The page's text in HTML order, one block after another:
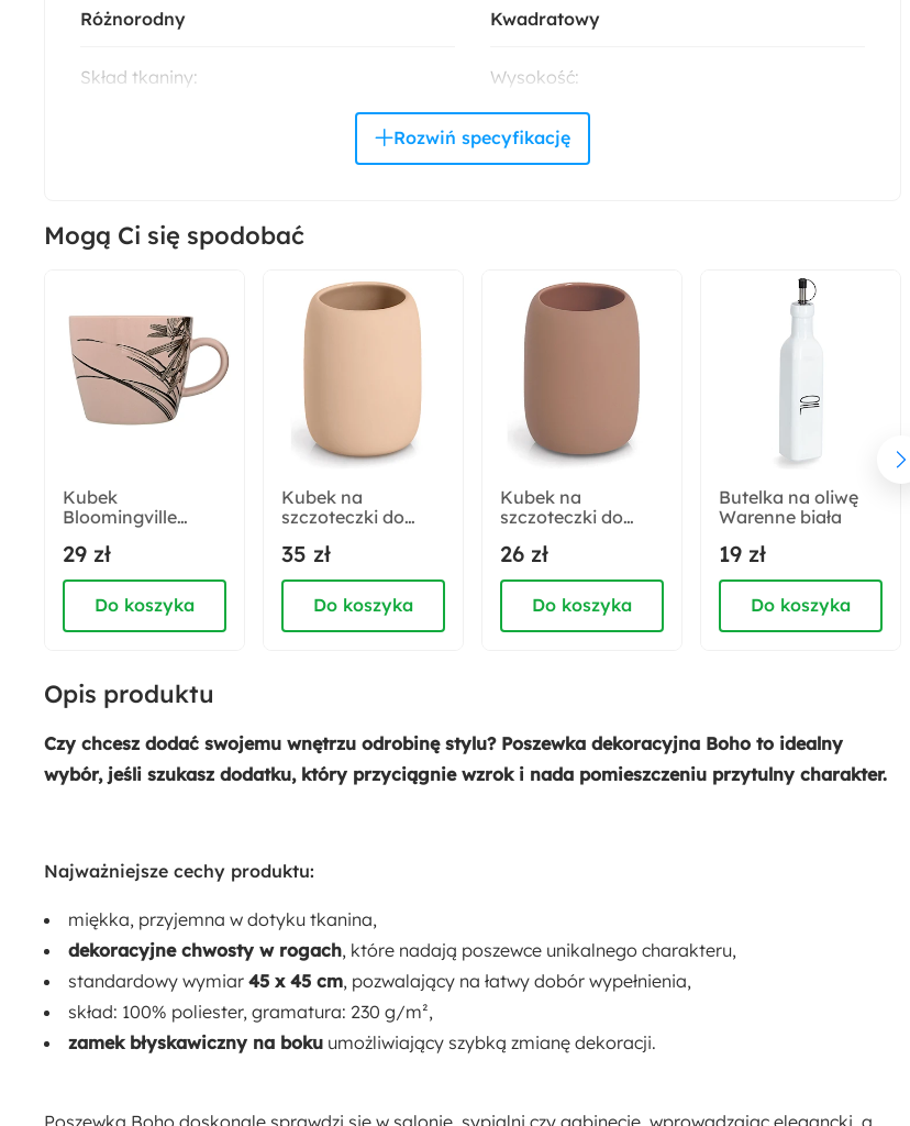
Różnorodny
Kwadratowy
Skład tkaniny:
Wysokość:
45 cm
Styl:
Montaż:
Do samodzielnego montażu
Mogą Ci się spodobać
Kubek
Bloomingville
różowy
29 zł
Do koszyka
Kubek na
szczoteczki do
różowy
35 zł
Do koszyka
Kubek na
szczoteczki do
brudny róż
26 zł
Do koszyka
Butelka na oliwę
Warenne biała
19 zł
Do koszyka
Opis produktu
Czy chcesz dodać swojemu wnętrzu odrobinę stylu? Poszewka dekoracyjna Boho to idealny
wybór, jeśli szukasz dodatku, który przyciągnie wzrok i nada pomieszczeniu przytulny charakter.
Najważniejsze cechy produktu:
miękka, przyjemna w dotyku tkanina,
dekoracyjne chwosty w rogach, które nadają poszewce unikalnego charakteru,
standardowy wymiar 45 x 45 cm, pozwalający na łatwy dobór wypełnienia,
skład: 100% poliester, gramatura: 230 g/m²,
zamek błyskawiczny na boku umożliwiający szybką zmianę dekoracji.
Poszewka Boho doskonale sprawdzi się w salonie, sypialni czy gabinecie, wprowadzając elegancki, a